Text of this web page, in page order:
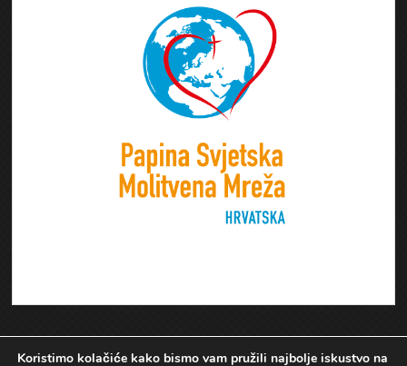
Koristimo kolačiće kako bismo vam pružili najbolje iskustvo na